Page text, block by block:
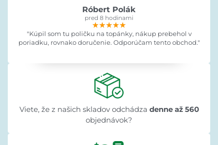
Róbert Polák
pred 8 hodinami
★★★★★
★★★★★
★★★★★
"Kúpil som tu poličku na topánky, nákup prebehol v
poriadku, rovnako doručenie. Odporúčam tento obchod."
Viete, že z našich skladov odchádza denne až 560
objednávok?